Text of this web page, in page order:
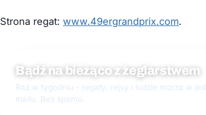
Strona regat: www.49ergrandprix.com.
Bądź na bieżąco z żeglarstwem
Raz w tygodniu - regaty, rejsy i ludzie morza w
mailu. Bez spamu.